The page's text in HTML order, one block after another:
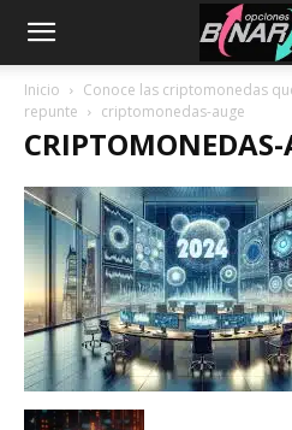
Inicio
Conoce las criptomonedas
repunte
criptomonedas-auge
CRIPTOMONEDAS-